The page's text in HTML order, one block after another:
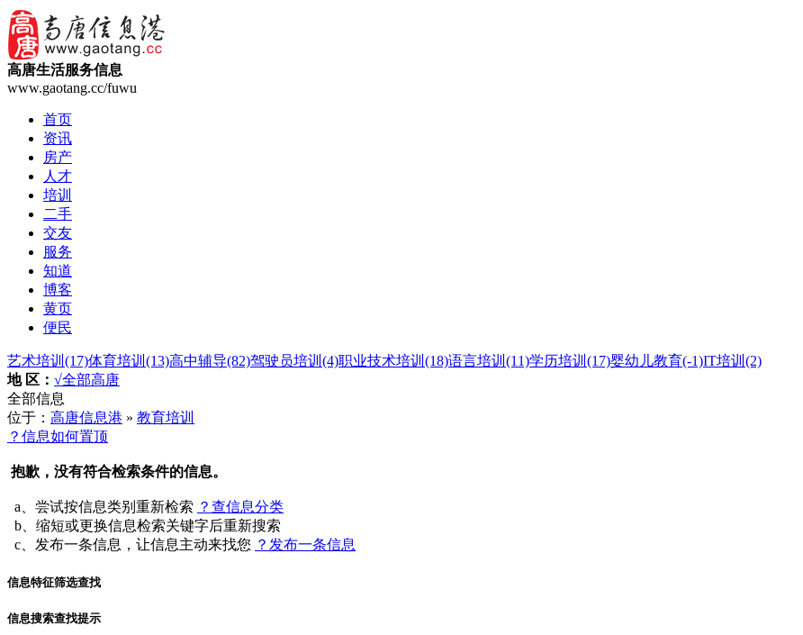
高唐生活服务信息
www.gaotang.cc/fuwu
首页
资讯
房产
人才
培训
二手
交友
服务
知道
博客
黄页
便民
艺术培训 (17)体育培训 (13)高中辅导(82)驾驶员培训 (4)职业技术培训 (18)语言培训 (11)学历培训 (17)婴幼儿教育(-1)IT培训 (2)
地 区： √全部高唐
全部信息
位于： 高唐信息港 » 教育培训
？信息如何置顶
抱歉，没有符合检索条件的信息。
a、尝试按信息类别重新检索 ？查信息分类
b、缩短或更换信息检索关键字后重新搜索
c、发布一条信息，让信息主动来找您 ？发布一条信息
信息特征筛选查找
信息搜索查找提示